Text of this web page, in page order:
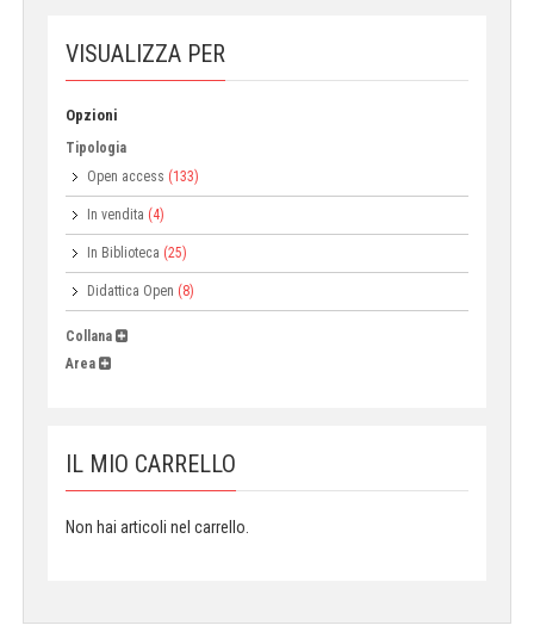
VISUALIZZA PER
Opzioni
Tipologia
Open access (133)
In vendita (4)
In Biblioteca (25)
Didattica Open (8)
Collana
Area
IL MIO CARRELLO
Non hai articoli nel carrello.